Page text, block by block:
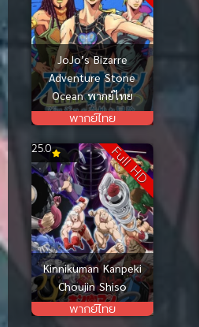
JoJo’s Bizarre
Adventure Stone
Ocean พากย์ไทย
พากย์ไทย
Full HD
Kinnikuman Kanpeki
Choujin Shiso
พากย์ไทย
25.0